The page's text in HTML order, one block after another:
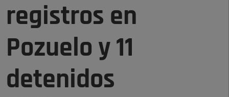
registros en
Pozuelo y 11
detenidos